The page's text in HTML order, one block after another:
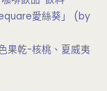
愛絲葵」 (by
果乾-核桃、夏威夷